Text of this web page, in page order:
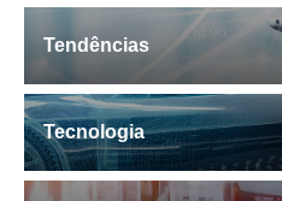
Tendências
Tecnologia